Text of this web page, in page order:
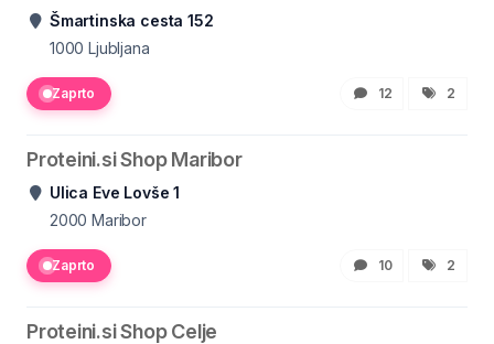
Šmartinska cesta 152
1000 Ljubljana
Zaprto 12 2
Proteini.si Shop Maribor
Ulica Eve Lovše 1
2000Maribor
Zaprto 10 2
Proteini.si Shop Celje